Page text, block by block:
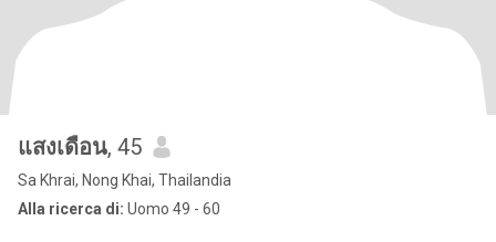
แสงเดือน, 45
Sa Khrai, Nong Khai, Thailandia
Alla ricerca di: Uomo 49 - 60